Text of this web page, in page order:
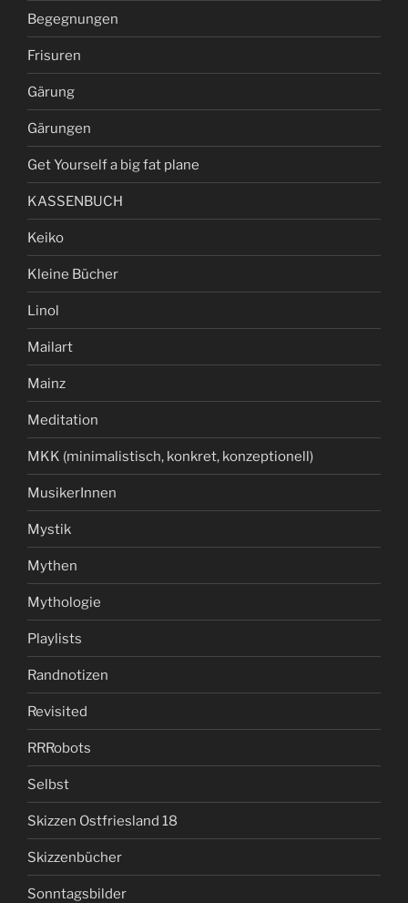
Begegnungen
Frisuren
Gärung
Gärungen
Get Yourself a big fat plane
KASSENBUCH
Keiko
Kleine Bücher
Linol
Mailart
Mainz
Meditation
MKK (minimalistisch, konkret, konzeptionell)
MusikerInnen
Mystik
Mythen
Mythologie
Playlists
Randnotizen
Revisited
RRRobots
Selbst
Skizzen Ostfriesland 18
Skizzenbücher
Sonntagsbilder